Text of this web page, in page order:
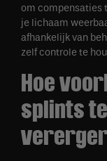
om compensaties
je lichaam
afhankelijk van
zelf controle te
Hoe
splints